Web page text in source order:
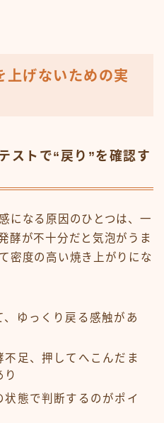
上げないための実
ストで“戻り”を確認す
になる原因のひとつは、一
酵が不十分だと気泡がうま
密度の高い焼き上がりにな
ゆっくり戻る感触があ
足、押してへこんだま
状態で判断するのがポイ